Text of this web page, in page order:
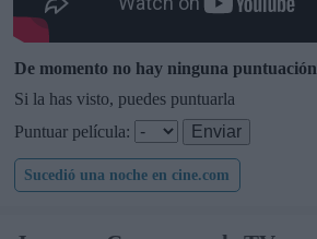
De momento no hay ninguna puntuación
Si la has visto, puedes puntuarla
Puntuar película:
Sucedió una noche en cine.com